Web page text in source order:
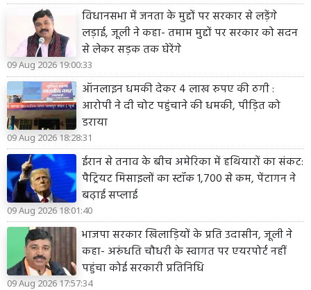
विधानसभा में जनता के मुद्दों पर सरकार से लड़ेंगे
लड़ाई, जूली ने कहा- तमाम मुद्दों पर सरकार को सदन
से लेकर सड़क तक घेरेंगे
09 Aug 2026 19:00:33
ऑनलाइन धमकी देकर 4 लाख रुपए की ठगी :
आरोपी ने दी चोट पहुंचाने की धमकी, पीड़ित को
डराया
09 Aug 2026 18:28:31
ईरान से तनाव के बीच अमेरिका में हथियारों का संकट:
पैट्रियट मिसाइलों का स्टॉक 1,700 से कम, पेंटागन ने
बढ़ाई सप्लाई
09 Aug 2026 18:01:40
भाजपा सरकार खिलाड़ियों के प्रति उदासीन, जूली ने
कहा- अरुंधति चौधरी के स्वागत पर एयरपोर्ट नहीं
पहुंचा कोई सरकारी प्रतिनिधि
09 Aug 2026 17:57:34